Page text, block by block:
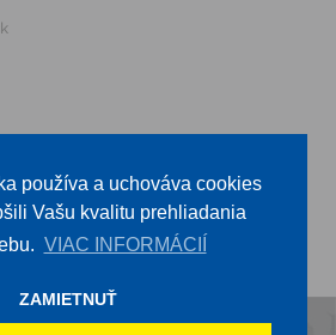
používa a uchováva cookies
Vašu kvalitu prehliadania
VIAC INFORMÁCIÍ
ZAMIETNUŤ